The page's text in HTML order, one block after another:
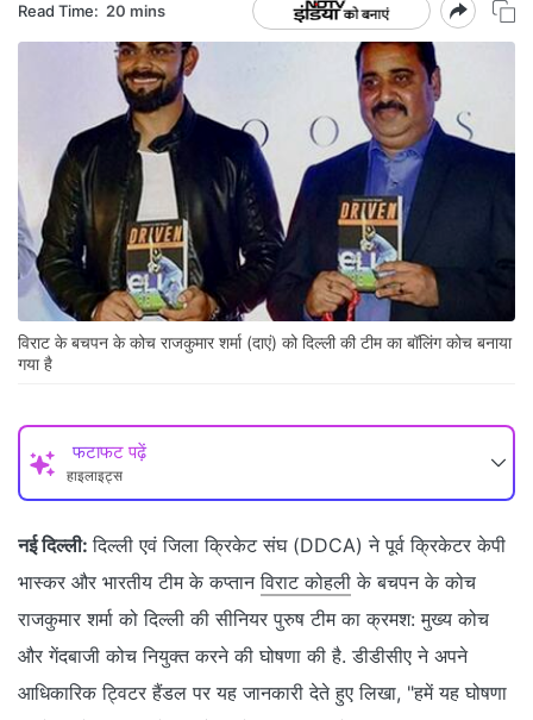
Read Time: 20 mins
विराट के बचपन के कोच राजकुमार शर्मा (दाएं) को दिल्ली की टीम का बॉलिंग कोच बनाया
गया है
फटाफट पढ़ें
हाइलाइट्स
नई दिल्ली: दिल्ली एवं जिला क्रिकेट संघ (DDCA) ने पूर्व क्रिकेटर केपी
भास्कर और भारतीय टीम के कप्तानविराट कोहली के बचपन के कोच
राजकुमार शर्मा को दिल्ली की सीनियर पुरुष टीम का क्रमश: मुख्य कोच
और गेंदबाजी कोच नियुक्त करने की घोषणा की है. डीडीसीए ने अपने
आधिकारिक ट्विटर हैंडल पर यह जानकारी देते हुए लिखा, "हमें यह घोषणा